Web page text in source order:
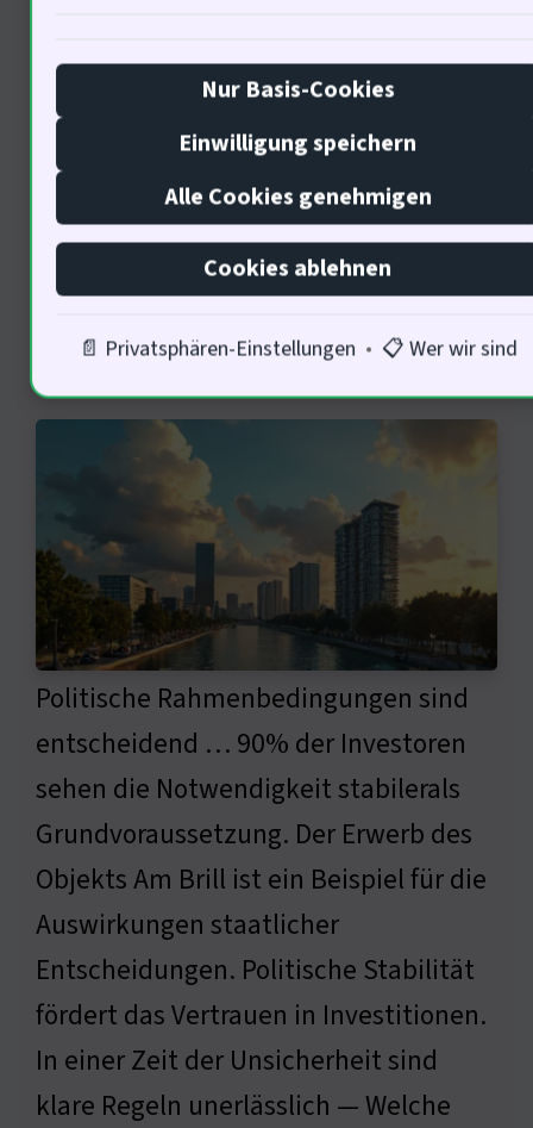
nicht die menschliche Komponente
vergessen. Wie können politische
Entscheidungen den Immobilienmarkt
beeinflussen?
Politische Entscheidungen und
der Immobilienmarkt
Politische Rahmenbedingungen sind
entscheidend … 90% der Investoren
sehen die Notwendigkeit stabilerals
Grundvoraussetzung. Der Erwerb des
Objekts Am Brill ist ein Beispiel für die
Auswirkungen staatlicher
Entscheidungen. Politische Stabilität
fördert das Vertrauen in Investitionen.
In einer Zeit der Unsicherheit sind
klare Regeln unerlässlich — Welche
Nur Basis-Cookies
Einwilligung speichern
Alle Cookies genehmigen
Cookies ablehnen
📄 Privatsphären-Einstellungen • 📋 Wer wir sind